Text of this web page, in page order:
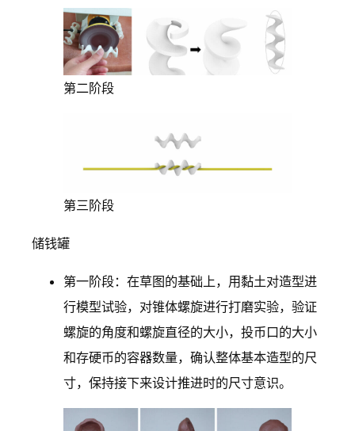
第二阶段
第三阶段
储钱罐
第一阶段：在草图的基础上，用黏土对造型进
行模型试验，对锥体螺旋进行打磨实验，验证
螺旋的角度和螺旋直径的大小，投币口的大小
和存硬币的容器数量，确认整体基本造型的尺
寸，保持接下来设计推进时的尺寸意识。